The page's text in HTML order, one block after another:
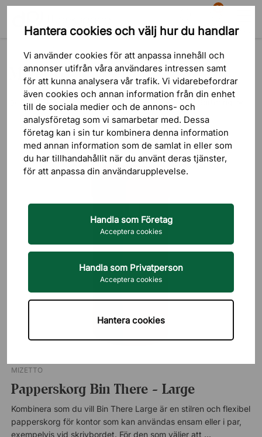
Hantera cookies och välj hur du handlar
Vi använder cookies för att anpassa innehåll och
annonser utifrån våra användares intressen samt
för att kunna analysera vår trafik. Vi vidarebefordrar
även cookies och annan information från din enhet
till de sociala medier och de annons- och
analysföretag som vi samarbetar med. Dessa
företag kan i sin tur kombinera denna information
med annan information som de samlat in eller som
du har tillhandahållit när du använt deras tjänster,
för att anpassa din användarupplevelse.
Handla som Företag
Acceptera cookies
Handla som Privatperson
Acceptera cookies
Hantera cookies
Sök
81
Varukorg Meny
Mizetto
FILTRERA
Lägsta pris
Högsta pris
MIZETTO
Papperskorg Bin There - Large
Kombinera som du vill Bin There Large är en stilren och flexibel
papperskorg för kontor som kan användas ensam eller i par,
exempelvis vid skrivbordet. För den som väljer att köpa två